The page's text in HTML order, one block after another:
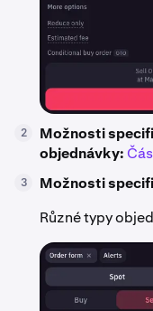
2
Možnosti
objednávky:
3
Možnosti
Různé typy